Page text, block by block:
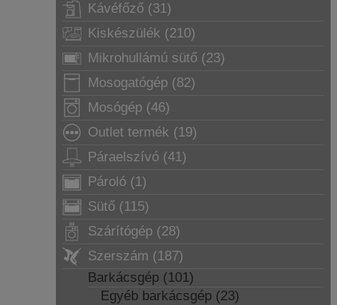
Kávéfőző (31)
Kiskészülék (210)
Mikrohullámú sütő (23)
Mosogatógép (82)
Mosógép (46)
Outlet termék (19)
Páraelszívó (41)
Pároló (1)
Sütő (115)
Szárítógép (28)
Szerszám (187)
Barkácsgép (101)
Egyéb barkácsgép (23)